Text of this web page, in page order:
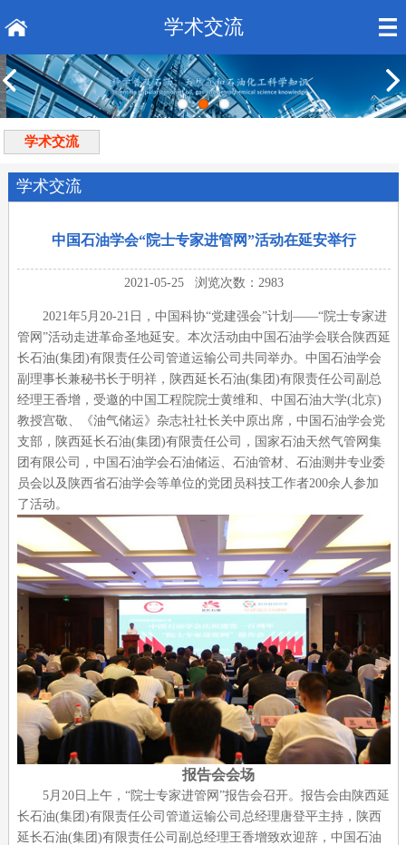
学术交流
学术交流
学术交流
中国石油学会“院士专家进管网”活动在延安举行
2021-05-25 浏览次数：2983
2021年5月20-21日，中国科协“党建强会”计划——“院士专家进
管网”活动走进革命圣地延安。本次活动由中国石油学会联合陕西延
长石油(集团)有限责任公司管道运输公司共同举办。中国石油学会
副理事长兼秘书长于明祥，陕西延长石油(集团)有限责任公司副总
经理王香增，受邀的中国工程院院士黄维和、中国石油大学(北京)
教授宫敬、《油气储运》杂志社社长关中原出席，中国石油学会党
支部，陕西延长石油(集团)有限责任公司，国家石油天然气管网集
团有限公司，中国石油学会石油储运、石油管材、石油测井专业委
员会以及陕西省石油学会等单位的党团员科技工作者200余人参加
了活动。
报告会会场
5月20日上午，“院士专家进管网”报告会召开。报告会由陕西延
长石油(集团)有限责任公司管道运输公司总经理唐登平主持，陕西
延长石油(集团)有限责任公司副总经理王香增致欢迎辞，中国石油